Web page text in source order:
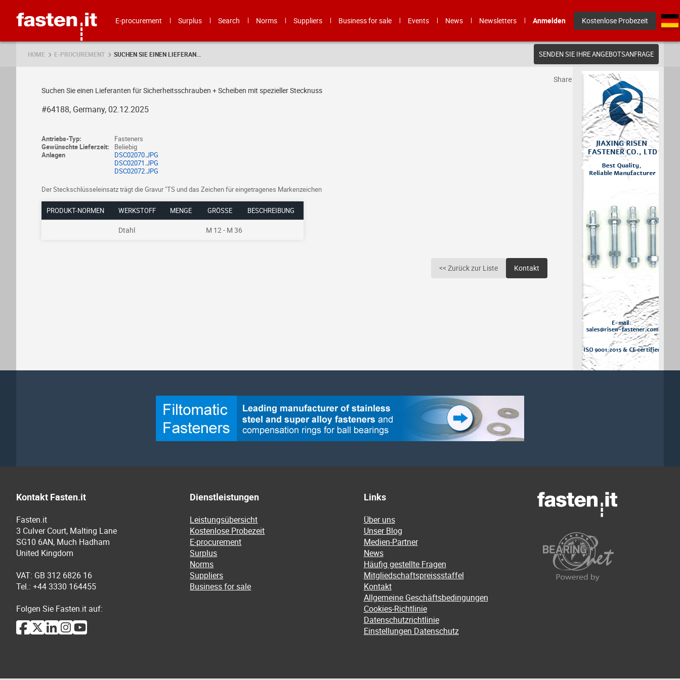
E-procurement Surplus Search Norms Suppliers Business for sale Events News Newsletters Anmelden Kostenlose Probezeit
HOME E-PROCUREMENT SUCHEN SIE EINEN LIEFERAN... SENDEN SIE IHRE ANGEBOTSANFRAGE
Suchen Sie einen Lieferanten für Sicherheitsschrauben + Scheiben mit spezieller Stecknuss
#64188, Germany, 02.12.2025
Antriebs-Typ:
Fasteners
Gewünschte Lieferzeit:
Beliebig
Anlagen
DSC02070.JPG
DSC02071.JPG
DSC02072.JPG
Der Steckschlüsseleinsatz trägt die Gravur "TS und das Zeichen für eingetragenes Markenzeichen
PRODUKT-NORMEN WERKSTOFF MENGE GRÖSSE BESCHREIBUNG
Dtahl M 12 - M 36
<< Zurück zur Liste Kontakt
Share
Kontakt Fasten.it
Fasten.it
3 Culver Court, Malting Lane
SG10 6AN, Much Hadham
United Kingdom
VAT: GB 312 6826 16
Tel.: +44 3330 164455
Folgen Sie Fasten.it auf:
Dienstleistungen
Leistungsübersicht
Kostenlose Probezeit
E-procurement
Surplus
Norms
Suppliers
Business for sale
Links
Über uns
Unser Blog
Medien-Partner
News
Häufig gestellte Fragen
Mitgliedschaftspreissstaffel
Kontakt
Allgemeine Geschäftsbedingungen
Cookies-Richtlinie
Datenschutzrichtlinie
Einstellungen Datenschutz